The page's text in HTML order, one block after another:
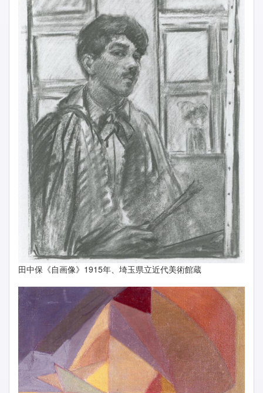
田中保《自画像》1915年、埼玉県立近代美術館蔵